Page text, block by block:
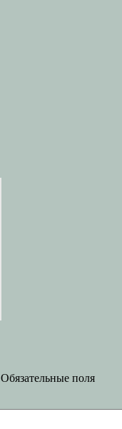
Обязательные поля